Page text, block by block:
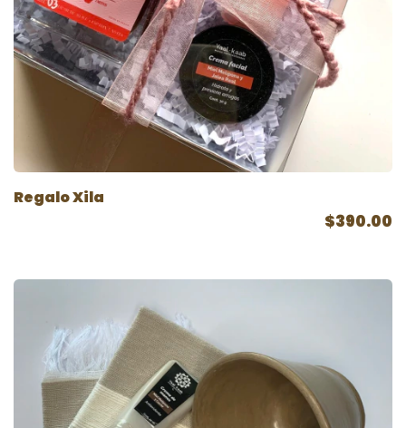
Regalo Xila
$390.00